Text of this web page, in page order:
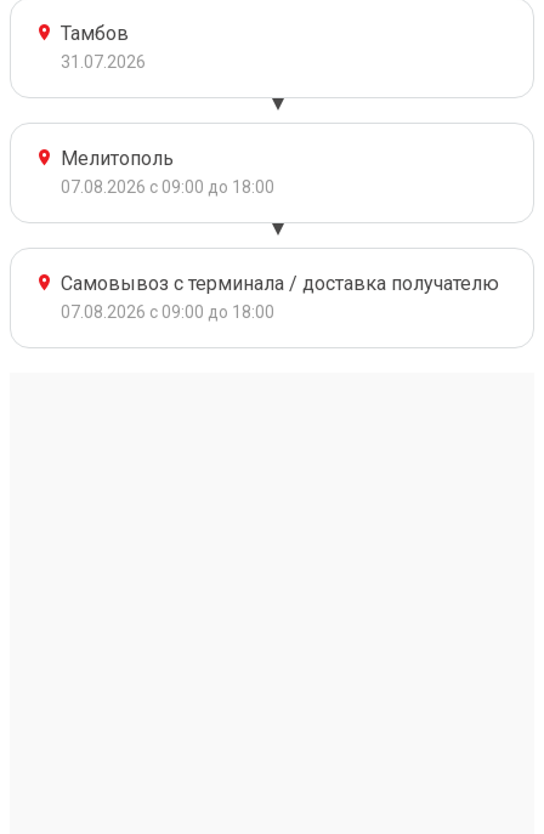
Тамбов
31.07.2026
Мелитополь
07.08.2026 с 09:00 до 18:00
Самовывоз с терминала / доставка получателю
07.08.2026 с 09:00 до 18:00